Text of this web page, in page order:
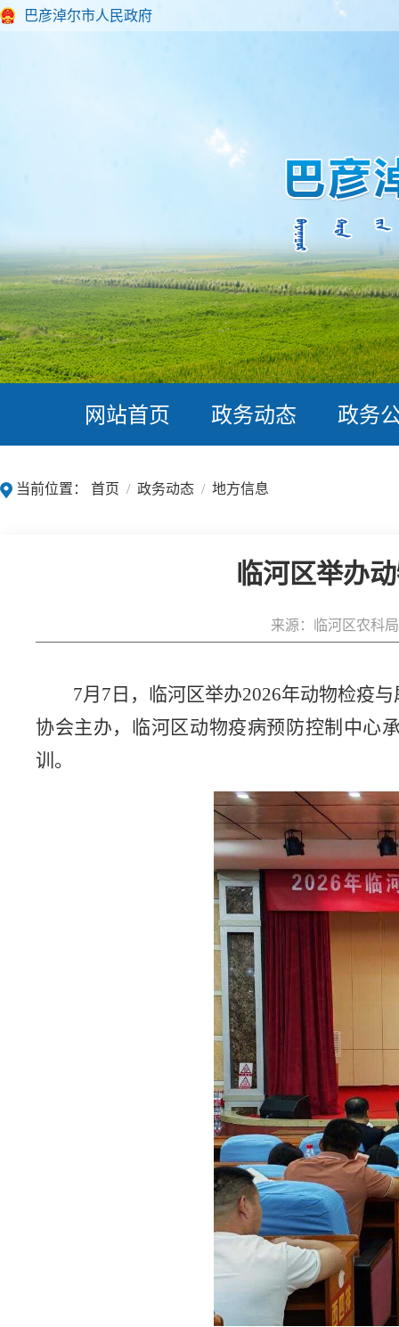
巴彦淖尔市人民政府
网站首页 政务动态 政务
当前位置： 首页 / 政务动态 / 地方信息
临河区举办
来源：临河区农科局
7月7日，临河区举办2026年动物检疫
协会主办，临河区动物疫病预防控制中心
训。